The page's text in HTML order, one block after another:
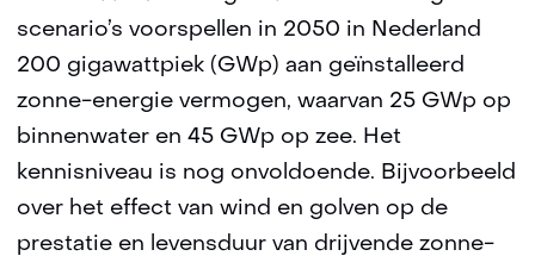
scenario’s voorspellen in 2050 in Nederland
200 gigawattpiek (GWp) aan geïnstalleerd
zonne-energie vermogen, waarvan 25 GWp op
binnenwater en 45 GWp op zee. Het
kennisniveau is nog onvoldoende. Bijvoorbeeld
over het effect van wind en golven op de
prestatie en levensduur van drijvende zonne-